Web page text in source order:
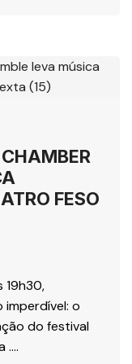
FESO
19h30,
o
do festival
….